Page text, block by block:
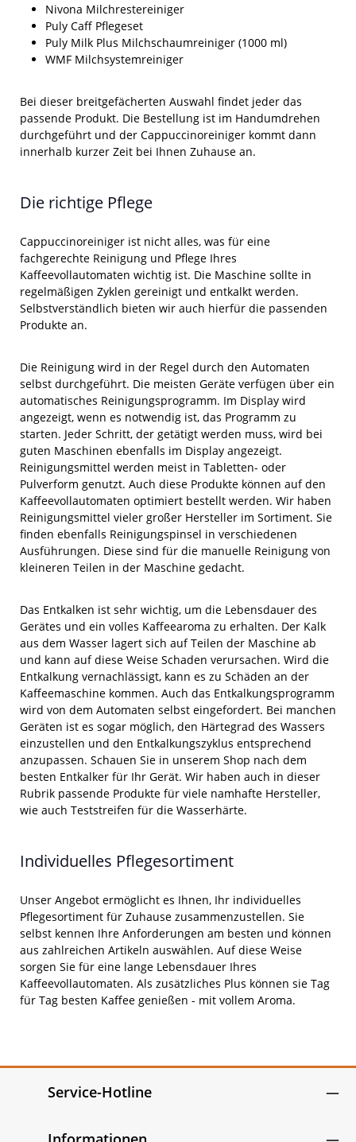
Nivona Milchrestereiniger
Puly Caff Pflegeset
Puly Milk Plus Milchschaumreiniger (1000 ml)
WMF Milchsystemreiniger
Bei dieser breitgefächerten Auswahl findet jeder das
passende Produkt. Die Bestellung ist im Handumdrehen
durchgeführt und der Cappuccinoreiniger kommt dann
innerhalb kurzer Zeit bei Ihnen Zuhause an.
Die richtige Pflege
Cappuccinoreiniger ist nicht alles, was für eine
fachgerechte Reinigung und Pflege Ihres
Kaffeevollautomaten wichtig ist. Die Maschine sollte in
regelmäßigen Zyklen gereinigt und entkalkt werden.
Selbstverständlich bieten wir auch hierfür die passenden
Produkte an.
Die Reinigung wird in der Regel durch den Automaten
selbst durchgeführt. Die meisten Geräte verfügen über ein
automatisches Reinigungsprogramm. Im Display wird
angezeigt, wenn es notwendig ist, das Programm zu
starten. Jeder Schritt, der getätigt werden muss, wird bei
guten Maschinen ebenfalls im Display angezeigt.
Reinigungsmittel werden meist in Tabletten- oder
Pulverform genutzt. Auch diese Produkte können auf den
Kaffeevollautomaten optimiert bestellt werden. Wir haben
Reinigungsmittel vieler großer Hersteller im Sortiment. Sie
finden ebenfalls Reinigungspinsel in verschiedenen
Ausführungen. Diese sind für die manuelle Reinigung von
kleineren Teilen in der Maschine gedacht.
Das Entkalken ist sehr wichtig, um die Lebensdauer des
Gerätes und ein volles Kaffeearoma zu erhalten. Der Kalk
aus dem Wasser lagert sich auf Teilen der Maschine ab
und kann auf diese Weise Schaden verursachen. Wird die
Entkalkung vernachlässigt, kann es zu Schäden an der
Kaffeemaschine kommen. Auch das Entkalkungsprogramm
wird von dem Automaten selbst eingefordert. Bei manchen
Geräten ist es sogar möglich, den Härtegrad des Wassers
einzustellen und den Entkalkungszyklus entsprechend
anzupassen. Schauen Sie in unserem Shop nach dem
besten Entkalker für Ihr Gerät. Wir haben auch in dieser
Rubrik passende Produkte für viele namhafte Hersteller,
wie auch Teststreifen für die Wasserhärte.
Individuelles Pflegesortiment
Unser Angebot ermöglicht es Ihnen, Ihr individuelles
Pflegesortiment für Zuhause zusammenzustellen. Sie
selbst kennen Ihre Anforderungen am besten und können
aus zahlreichen Artikeln auswählen. Auf diese Weise
sorgen Sie für eine lange Lebensdauer Ihres
Kaffeevollautomaten. Als zusätzliches Plus können sie Tag
für Tag besten Kaffee genießen - mit vollem Aroma.
Service-Hotline